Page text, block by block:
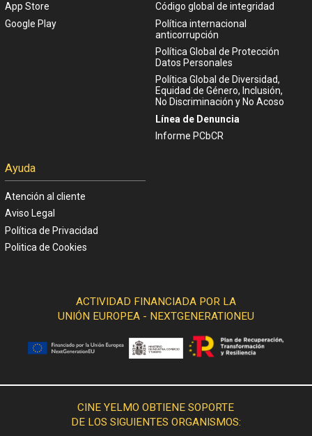
App Store
Google Play
Código global de integridad
Política internacional
anticorrupción
Política Global de Protección
Datos Personales
Política Global de Diversidad,
Equidad de Género, Inclusión,
No Discriminación y No Acoso
Línea de Denuncia
Informe PCbCR
Ayuda
Atención al cliente
Aviso Legal
Política de Privacidad
Politica de Cookies
ACTIVIDAD FINANCIADA POR LA
UNIÓN EUROPEA - NEXTGENERATIONEU
CINE YELMO OBTIENE SOPORTE
DE LOS SIGUIENTES ORGANISMOS: